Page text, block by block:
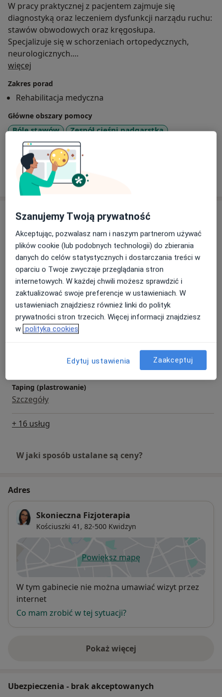
W pracy praktycznej z pacjentem zajmuje się
diagnostyką oraz leczeniem dysfunkcji narządu ruchu:
stawów obwodowych oraz kręgosłupa.
Specjalizuje się w schorzeniach ortopedycznych,
neurologicznych.
Nieustannie poszerzam swoją wiedzę poprzez udział w
fizjoterapeutycznej jest holistyczne (całościowe)
podejście do pacjenta oraz dostosowanie terapii do
indywidualnych potrzeb oraz możliwości.
kwalifikacji, poszerzanie wiedzy z zakresu anatomii,
fizjologii, patologii, biomechaniki i in a także
doskonalenie umiejętności manualnych,
zaangażowanie i rzetelność, empatia i zrozumienie
dają mi możliwość holistycznego podejścia i
Świadczę także wizyty domowe.
Rehabilitacja to moja pasja.
więcej
Zakres porad
Rehabilitacja medyczna
Główne obszary pomocy
Bóle stawów
Zespół cieśni nadgarstka
Łokieć tenisisty
Pokaż więcej
Usługi i ceny
Konsultacja fizjoterapeutyczna
Szczegóły
Masaż leczniczy
Szczegóły
Ćwiczenia
Szczegóły
Taping (plastrowanie)
Szczegóły
+ 16 usług
W jaki sposób ustalane są ceny?
Adres
Skonieczna Fizjoterapia
Kościuszki 41, 82-500 Kwidzyn
Powiększ mapęotwiera się w nowej karcie
Dostępność
W tym gabinecie nie można umawiać wizyt przez
internet
Co mam zrobić w tej sytuacji?
Pokaż więcej
o adresie
Ubezpieczenia - brak akceptowanych
Szanujemy Twoją prywatność
Akceptując, pozwalasz nam i naszym partnerom używać
plików cookie (lub podobnych technologii) do zbierania
danych do celów statystycznych i dostarczania treści w
oparciu o Twoje zwyczaje przeglądania stron
internetowych. W każdej chwili możesz sprawdzić i
zaktualizować swoje preferencje w ustawieniach. W
ustawieniach znajdziesz również linki do polityk
prywatności stron trzecich. Więcej informacji znajdziesz
w polityka cookies
Edytuj ustawienia Zaakceptuj